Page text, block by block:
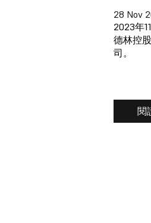
28 Nov
2023年
德林控
司。
閱